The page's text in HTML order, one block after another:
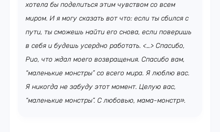
хотела бы поделиться этим чувством со всем
миром. И я могу сказать вот что: если ты сбился с
пути, ты сможешь найти его снова, если поверишь
в себя и будешь усердно работать. <…> Спасибо,
Рио, что ждал моего возвращения. Спасибо вам,
“маленькие монстры” со всего мира. Я люблю вас.
Я никогда не забуду этот момент. Целую вас,
“маленькие монстры”. С любовью, мама-монстр».